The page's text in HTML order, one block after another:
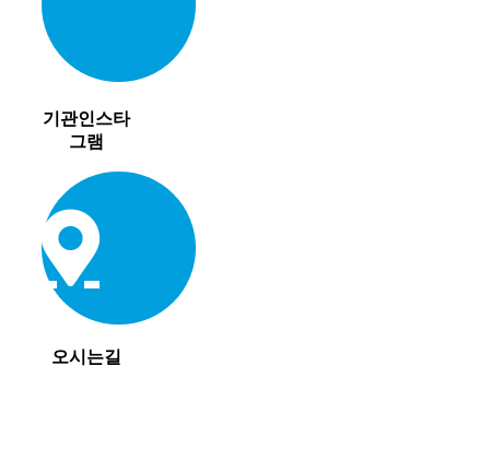
기관인스타
그램
오시는길